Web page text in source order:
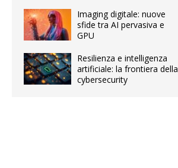
Imaging digitale: nuove
sfide tra AI pervasiva e
GPU
Resilienza e intelligenza
artificiale: la frontiera della
cybersecurity